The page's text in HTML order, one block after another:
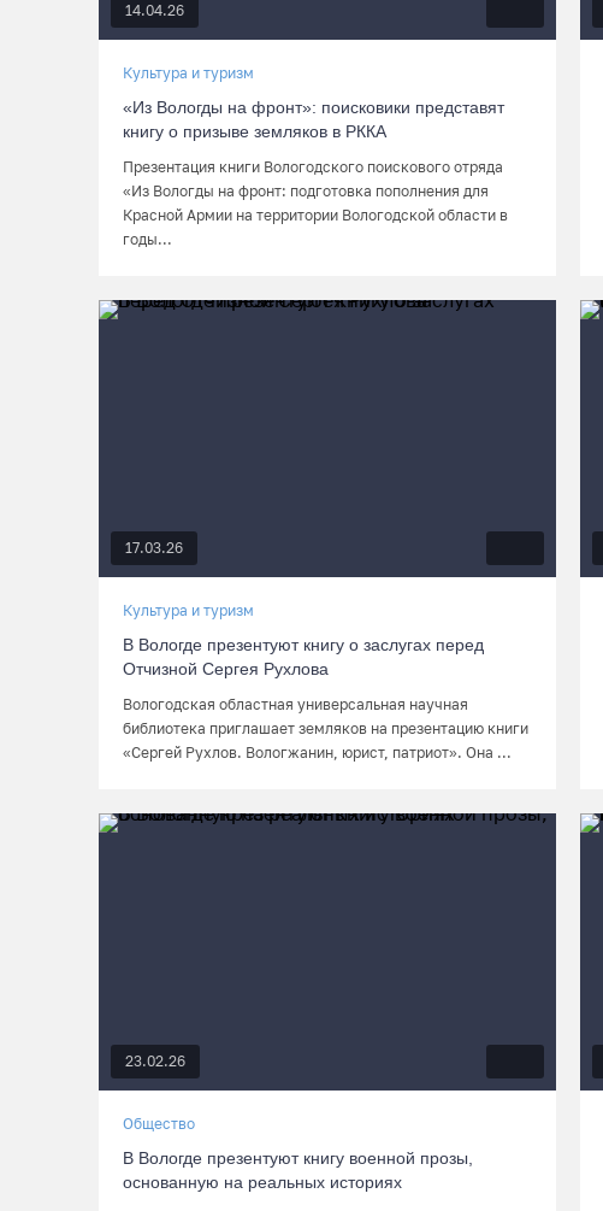
14.04.26
Культура и туризм
«Из Вологды на фронт»: поисковики представят
книгу о призыве земляков в РККА
Презентация книги Вологодского поискового отряда
«Из Вологды на фронт: подготовка пополнения для
Красной Армии на территории Вологодской области в
годы...
17.03.26
Культура и туризм
В Вологде презентуют книгу о заслугах перед
Отчизной Сергея Рухлова
Вологодская областная универсальная научная
библиотека приглашает земляков на презентацию книги
«Сергей Рухлов. Вологжанин, юрист, патриот». Она ...
23.02.26
Общество
В Вологде презентуют книгу военной прозы,
основанную на реальных историях